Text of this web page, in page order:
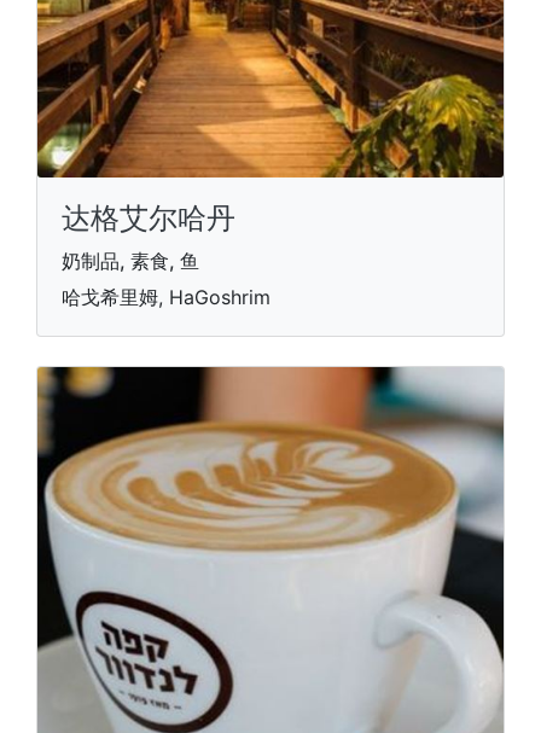
达格艾尔哈丹
奶制品, 素食, 鱼
哈戈希里姆, HaGoshrim